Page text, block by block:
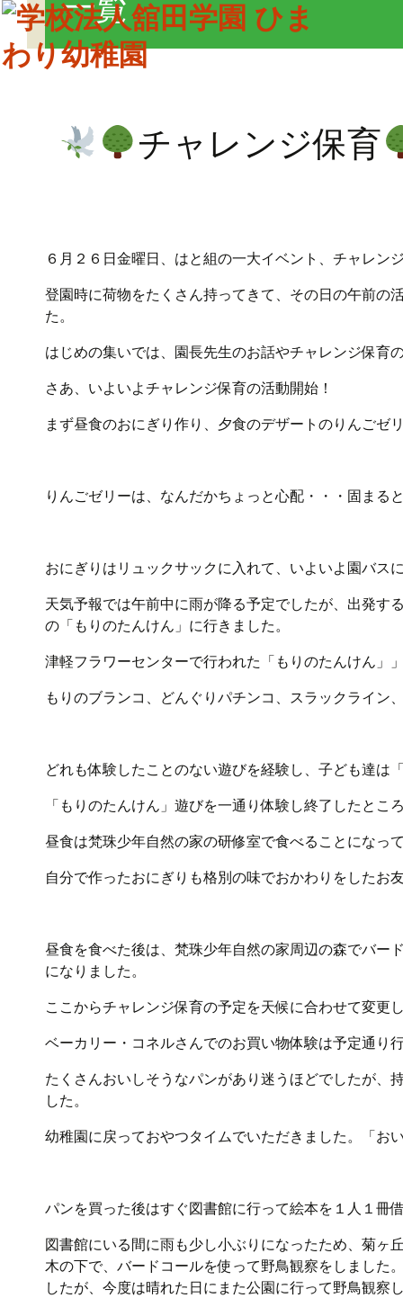
チャレンジ保育
６月２６日金曜日、はと組の一大イベント、チャレン
登園時に荷物をたくさん持ってきて、その日の午前の
た。
はじめの集いでは、園長先生のお話やチャレンジ保育
さあ、いよいよチャレンジ保育の活動開始！
まず昼食のおにぎり作り、夕食のデザートのりんごゼ
りんごゼリーは、なんだかちょっと心配・・・固まる
おにぎりはリュックサックに入れて、いよいよ園バス
天気予報では午前中に雨が降る予定でしたが、出発す
の「もりのたんけん」に行きました。
津軽フラワーセンターで行われた「もりのたんけん」
もりのブランコ、どんぐりパチンコ、スラックライン
どれも体験したことのない遊びを経験し、子ども達は
「もりのたんけん」遊びを一通り体験し終了したとこ
昼食は梵珠少年自然の家の研修室で食べることになっ
自分で作ったおにぎりも格別の味でおかわりをしたお
昼食を食べた後は、梵珠少年自然の家周辺の森でバー
になりました。
ここからチャレンジ保育の予定を天候に合わせて変更
ベーカリー・コネルさんでのお買い物体験は予定通り
たくさんおいしそうなパンがあり迷うほどでしたが、
した。
幼稚園に戻っておやつタイムでいただきました。「お
パンを買った後はすぐ図書館に行って絵本を１人１冊
図書館にいる間に雨も少し小ぶりになったため、菊ヶ
木の下で、バードコールを使って野鳥観察をしました
したが、今度は晴れた日にまた公園に行って野鳥観察